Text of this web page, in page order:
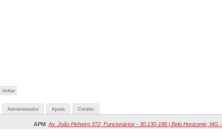
Voltar
Administrador Ajuda Crédito
APM: Av. João Pinheiro 372, Funcionários - 30.130-186 | Belo Horizonte, MG